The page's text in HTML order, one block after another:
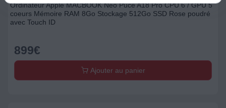
Ordinateur Apple MACBOOK Neo Puce A18 Pro CPU 6 / GPU 5
coeurs Mémoire RAM 8Go Stockage 512Go SSD Rose poudré
avec Touch ID
899€
Ajouter au panier